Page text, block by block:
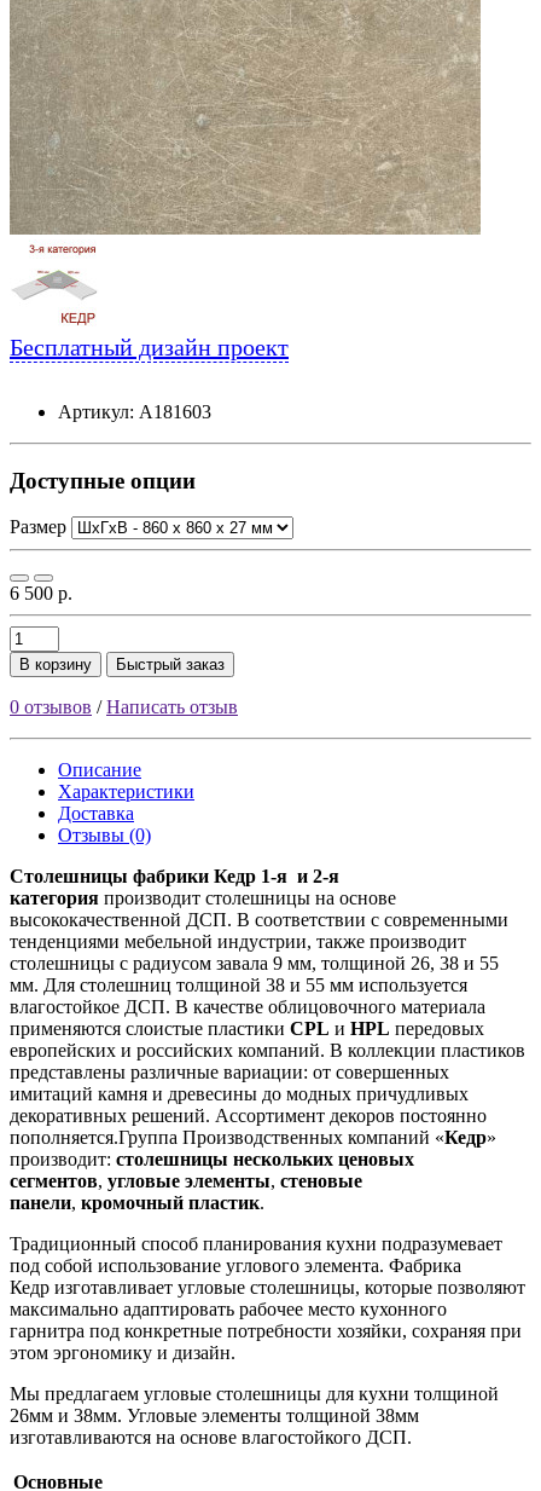
Бесплатный дизайн проект
Артикул: А181603
Доступные опции
Размер
6 500 р.
В корзину Быстрый заказ
0 отзывов /Написать отзыв
Описание
Характеристики
Доставка
Отзывы (0)
Столешницы фабрики Кедр 1-я и 2-я
категория производит столешницы на основе
высококачественной ДСП. В соответствии с современными
тенденциями мебельной индустрии, также производит
столешницы с радиусом завала 9 мм, толщиной 26, 38 и 55
мм. Для столешниц толщиной 38 и 55 мм используется
влагостойкое ДСП. В качестве облицовочного материала
применяются слоистые пластики CPL и HPL передовых
европейских и российских компаний. В коллекции пластиков
представлены различные вариации: от совершенных
имитаций камня и древесины до модных причудливых
декоративных решений. Ассортимент декоров постоянно
пополняется.Группа Производственных компаний «Кедр»
производит: столешницы нескольких ценовых
сегментов, угловые элементы, стеновые
панели, кромочный пластик.
Традиционный способ планирования кухни подразумевает
под собой использование углового элемента. Фабрика
Кедр изготавливает угловые столешницы, которые позволяют
максимально адаптировать рабочее место кухонного
гарнитра под конкретные потребности хозяйки, сохраняя при
этом эргономику и дизайн.
Мы предлагаем угловые столешницы для кухни толщиной
26мм и 38мм. Угловые элементы толщиной 38мм
изготавливаются на основе влагостойкого ДСП.
Основные